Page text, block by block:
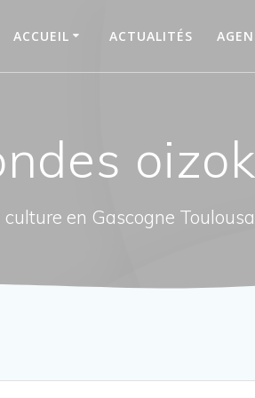
ACCUEIL ACTUALITÉS
en Gascogne